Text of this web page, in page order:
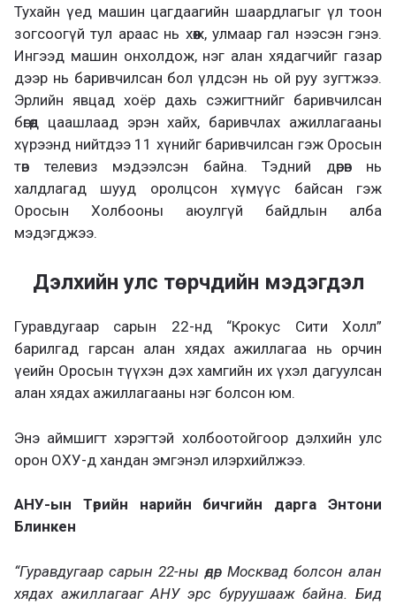
Тухайн үед машин цагдаагийн шаардлагыг үл тоон
зогсоогүй тул араас нь хөөж, улмаар гал нээсэн гэнэ.
Ингээд машин онхолдож, нэг алан хядагчийг газар
дээр нь баривчилсан бол үлдсэн нь ой руу зугтжээ.
Эрлийн явцад хоёр дахь сэжигтнийг баривчилсан
бөгөөд цаашлаад эрэн хайх, баривчлах ажиллагааны
хүрээнд нийтдээ 11 хүнийг баривчилсан гэж Оросын
төв телевиз мэдээлсэн байна. Тэдний дөрөв нь
халдлагад шууд оролцсон хүмүүс байсан гэж
Оросын Холбооны аюулгүй байдлын алба
мэдэгджээ.
Дэлхийн улс төрчдийн мэдэгдэл
Гуравдугаар сарын 22-нд “Крокус Сити Холл”
барилгад гарсан алан хядах ажиллагаа нь орчин
үеийн Оросын түүхэн дэх хамгийн их үхэл дагуулсан
алан хядах ажиллагааны нэг болсон юм.
Энэ аймшигт хэрэгтэй холбоотойгоор дэлхийн улс
орон ОХУ-д хандан эмгэнэл илэрхийлжээ.
АНУ-ын Төрийн нарийн бичгийн дарга Энтони
Блинкен
“Гуравдугаар сарын 22-ны өдөр Москвад болсон алан
хядах ажиллагааг АНУ эрс буруушааж байна. Бид